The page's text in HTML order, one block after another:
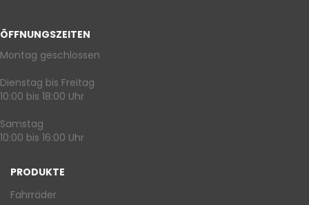
ÖFFNUNGSZEITEN
Montag geschlossen
Dienstag bis Freitag
10:00 bis 18:00 Uhr
Samstag
10:00 bis 16:00 Uhr
PRODUKTE
Fahrräder